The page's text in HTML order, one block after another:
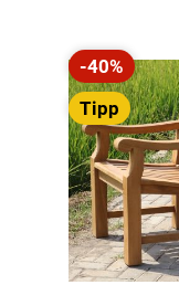
Rabatt
-40%
Tipp